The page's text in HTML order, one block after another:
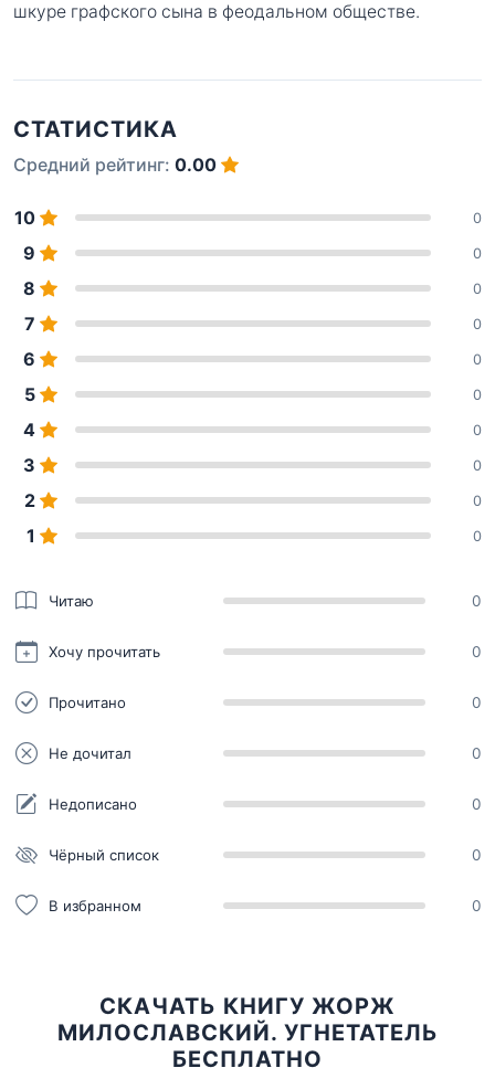
шкуре графского сына в феодальном обществе.
СТАТИСТИКА
Средний рейтинг: 0.00
10 0
9 0
8 0
7 0
6 0
5 0
4 0
3 0
2 0
1 0
Читаю 0
Хочу прочитать 0
Прочитано 0
Не дочитал 0
Недописано 0
Чёрный список 0
В избранном 0
СКАЧАТЬ КНИГУ ЖОРЖ
МИЛОСЛАВСКИЙ. УГНЕТАТЕЛЬ
БЕСПЛАТНО